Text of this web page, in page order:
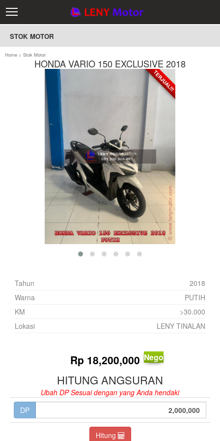
STOK MOTOR
Home > Stok Motor
HONDA VARIO 150 EXCLUSIVE 2018
TERJUAL!!!
Tahun
2018
Warna
PUTIH
KM
>30.000
Lokasi
LENY TINALAN
Rp 18,200,000 Nego
HITUNG ANGSURAN
Ubah DP Sesuai dengan yang Anda hendaki
DP
Hitung